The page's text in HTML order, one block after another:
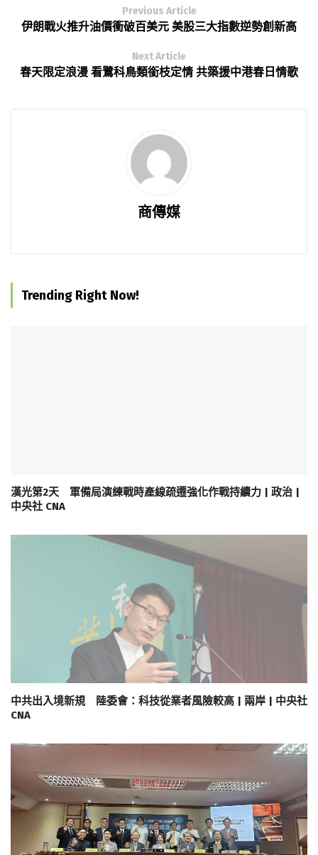
Previous Article
伊朗戰火推升油價衝破百美元 美股三大指數逆勢創新高
Next Article
春天限定浪漫 看鷺科鳥類銜枝定情 共築援中港春日情歌
商傳媒
Trending Right Now!
漢光第2天 軍備局演練戰時產線疏遷強化作戰持續力 | 政治 |
中央社 CNA
中共出入境新規 陸委會：科技從業者風險較高 | 兩岸 | 中央社
CNA